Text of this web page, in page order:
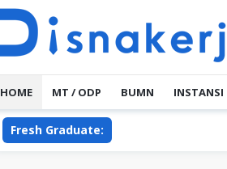
HOME MT / ODP BUMN INSTANSI
Fresh Graduate: